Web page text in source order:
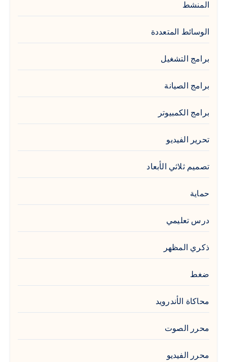
المنشط
الوسائط المتعددة
برامج التشغيل
برامج الصيانة
برامج الكمبيوتر
تحرير الفيديو
تصميم ثلاثي الأبعاد
حماية
درس تعليمي
ذكري المظهر
ضغط
محاكاة الأندرويد
محرر الصوت
محرر الفيديو